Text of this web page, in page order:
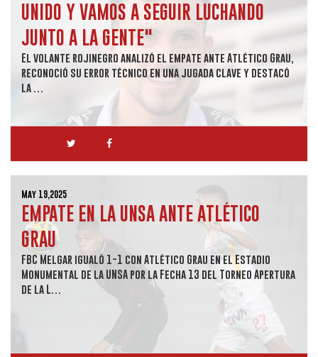
UNIDO Y VAMOS A SEGUIR LUCHANDO
JUNTO A LA GENTE"
El volante rojinegro analizó el empate ante Atlético Grau,
reconoció su error técnico en una jugada clave y destacó
la …
May 19,2025
EMPATE EN LA UNSA ANTE ATLÉTICO
GRAU
FBC Melgar igualó 1-1 con Atlético Grau en el Estadio
Monumental de la UNSA por la Fecha 13 del Torneo Apertura
de la L…